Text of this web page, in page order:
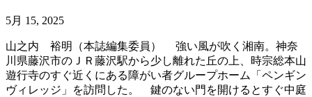
5月 15, 2025
山之内 裕明（本誌編集委員） 強い風が吹く湘南。神奈
川県藤沢市のＪＲ藤沢駅から少し離れた丘の上、時宗総本山
遊行寺のすぐ近くにある障がい者グループホーム「ペンギン
ヴィレッジ」を訪問した。 鍵のない門を開けるとすぐ中庭